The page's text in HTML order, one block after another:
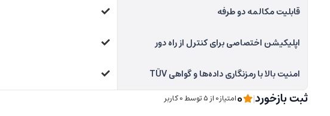
قابلیت مکالمه دو طرفه
اپلیکیشن اختصاصی برای کنترل از راه دور
امنیت بالا با رمزنگاری داده‌ها و گواهی TÜV
ثبت بازخورد|
0امتیاز0 از ۵ توسط 0 کاربر